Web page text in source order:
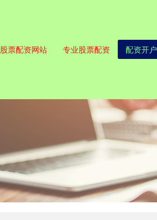
股票配资网站 专业股票配资 配资开户